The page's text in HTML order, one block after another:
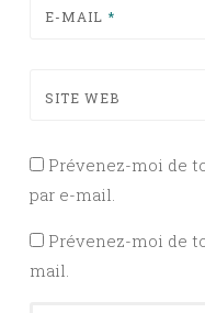
E-MAIL *
SITE WEB
Prévenez-moi de
par e-mail.
Prévenez-moi de
mail.